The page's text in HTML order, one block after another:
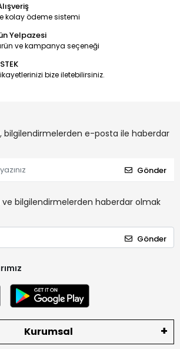
kolay ödeme sistemi
Yelpazesi
ve kampanya seçeneği
bize iletebilirsiniz.
bilgilendirmelerden e-posta ile haberdar
Gönder
bilgilendirmelerden haberdar olmak
Gönder
Kurumsal